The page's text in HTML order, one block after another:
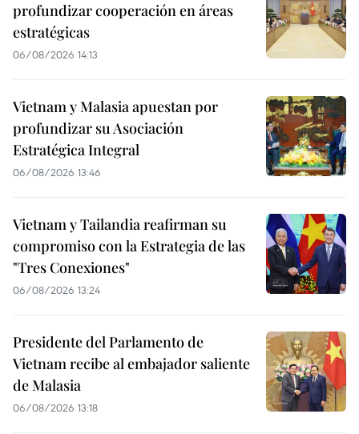
profundizar cooperación en áreas
estratégicas
06/08/2026 14:13
Vietnam y Malasia apuestan por
profundizar su Asociación
Estratégica Integral
06/08/2026 13:46
Vietnam y Tailandia reafirman su
compromiso con la Estrategia de las
"Tres Conexiones"
06/08/2026 13:24
Presidente del Parlamento de
Vietnam recibe al embajador saliente
de Malasia
06/08/2026 13:18